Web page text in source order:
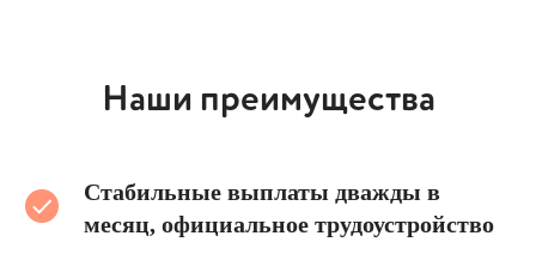
Наши преимущества
Стабильные выплаты дважды в
месяц, официальное трудоустройство